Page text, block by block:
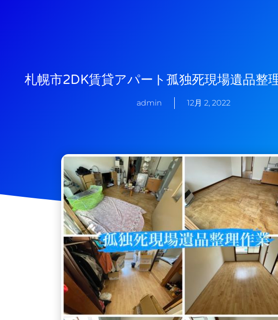
札幌市2DK賃貸アパート孤独死現場遺品整
admin 12月 2, 2022